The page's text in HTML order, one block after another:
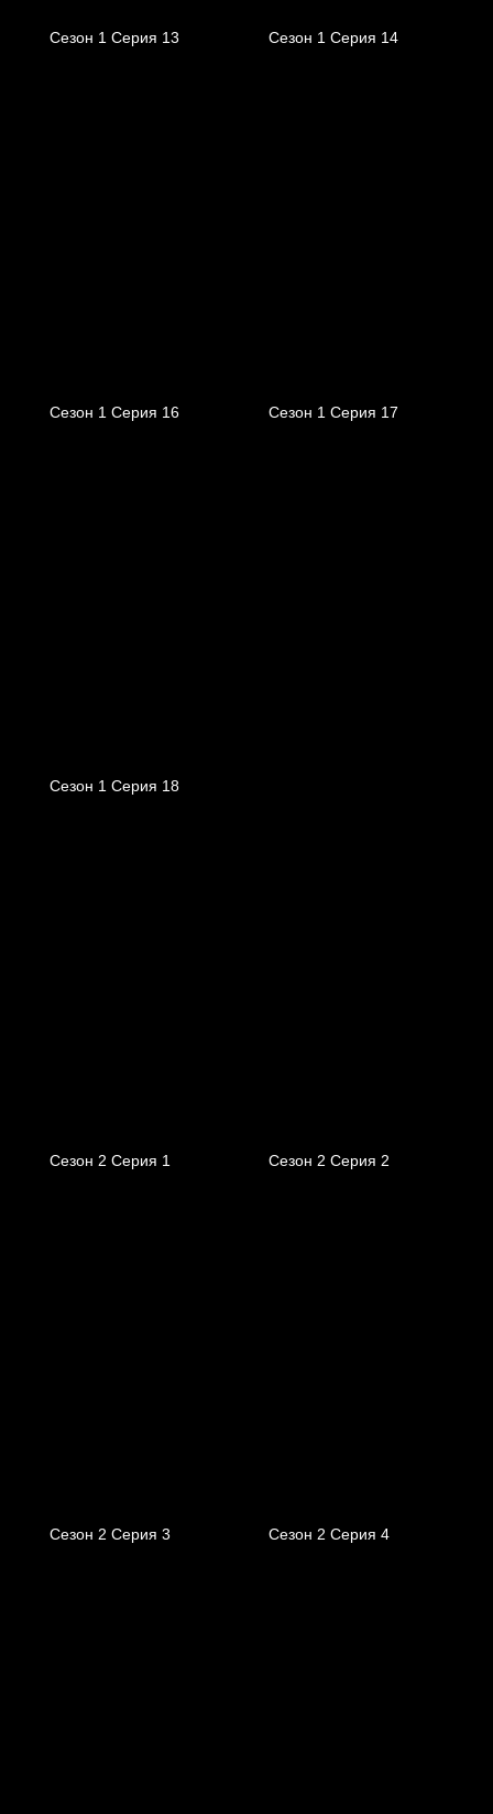
Сезон 1 Серия 13 Сезон 1 Серия 14
Сезон 1 Серия 16 Сезон 1 Серия 17
Сезон 1 Серия 18
Сезон 2 Серия 1 Сезон 2 Серия 2
Сезон 2 Серия 3 Сезон 2 Серия 4